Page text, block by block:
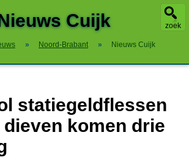
zoek
Cuijk
» Noord-Brabant » Nieuws Cuijk
statiegeldflessen
komen drie